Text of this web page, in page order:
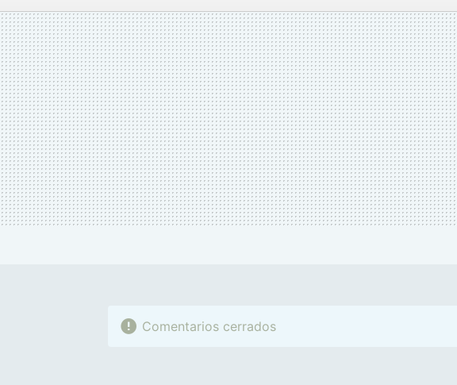
MAIL
Comentarios cerrados